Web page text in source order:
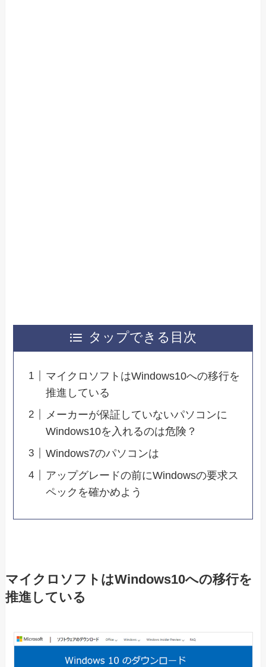
タップできる目次
マイクロソフトはWindows10への移行を
推進している
メーカーが保証していないパソコンに
Windows10を入れるのは危険？
Windows7のパソコンは
アップグレードの前にWindowsの要求ス
ペックを確かめよう
マイクロソフトはWindows10への移行を
推進している